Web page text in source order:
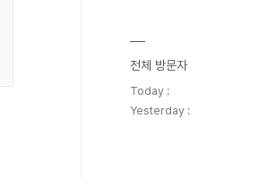
전체 방문자
Today :
Yesterday :